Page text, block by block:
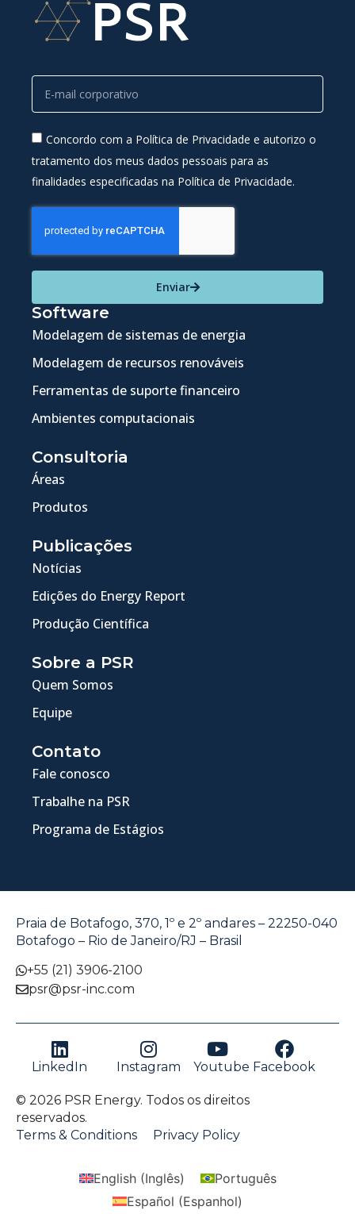
Concordo com a Política de Privacidade e autorizo o
tratamento dos meus dados pessoais para as
finalidades especificadas na Política de Privacidade.
Enviar
Software
Modelagem de sistemas de energia
Modelagem de recursos renováveis
Ferramentas de suporte financeiro
Ambientes computacionais
Consultoria
Áreas
Produtos
Publicações
Notícias
Edições do Energy Report
Produção Científica
Sobre a PSR
Quem Somos
Equipe
Contato
Fale conosco
Trabalhe na PSR
Programa de Estágios
Praia de Botafogo, 370, 1º e 2º andares – 22250-040
Botafogo – Rio de Janeiro/RJ – Brasil
+55 (21) 3906-2100
psr@psr-inc.com
LinkedIn Instagram Youtube Facebook
© 2026 PSR Energy. Todos os direitos
reservados.
Terms & Conditions
Privacy Policy
English(Inglês)
Português
Español (Espanhol)